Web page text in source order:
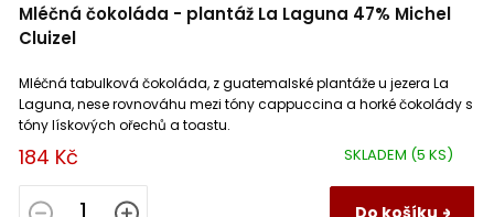
Mléčná čokoláda - plantáž La Laguna 47% Michel
Cluizel
SKLADEM (5 KS)
184 Kč
Do košíku
Mléčná tabulková čokoláda, z guatemalské plantáže u jezera La
Laguna, nese rovnováhu mezi tóny cappuccina a horké čokolády s
tóny lískových ořechů a toastu.